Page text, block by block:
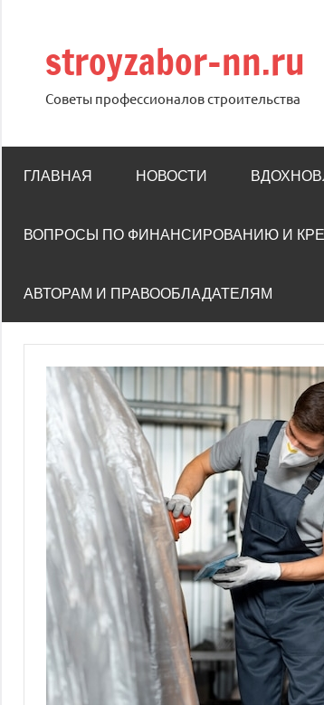
содержимому
stroyzabor-nn.ru
Советы профессионалов строительства
ГЛАВНАЯ НОВОСТИ
ВОПРОСЫ ПО ФИНАНСИРОВАНИЮ И
АВТОРАМ И ПРАВООБЛАДАТЕЛЯМ